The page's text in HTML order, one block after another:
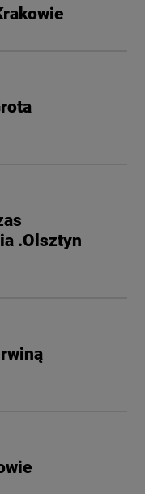
.Olsztyn